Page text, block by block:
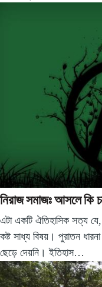
নিরাজ সমাজঃ আসলে কি
এটা একটি ঐতিহাসিক সত্য
কষ্ট সাধ্য বিষয়। পুরাতন
ছেড়ে দেয়নি। ইতিহাস…